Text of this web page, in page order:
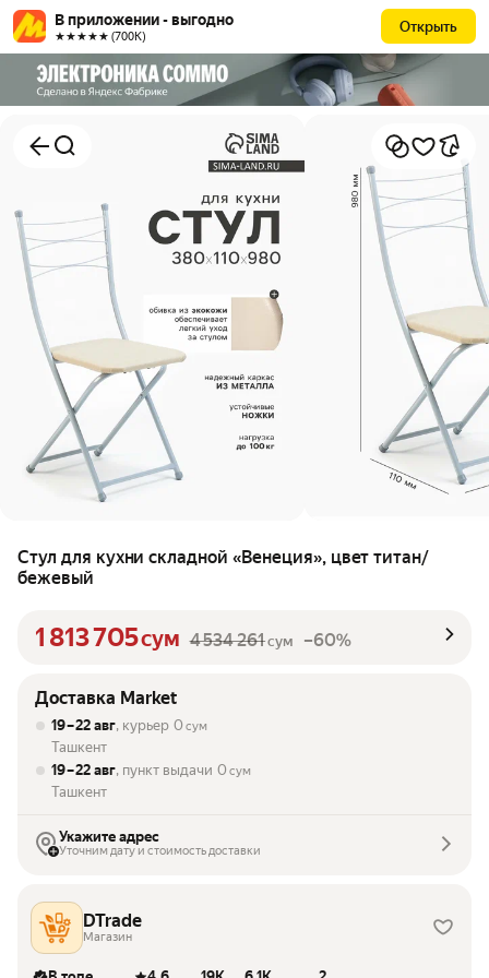
В приложении - выгодно
★★★★★ (700К)
Открыть
Стул для кухни складной «Венеция», цвет титан/
бежевый
1 813 705сум 4 534 261сум –60%
Доставка Market
19 – 22 авг, курьер 0 сум
Ташкент
19 – 22 авг, пункт выдачи 0 сум
Ташкент
Укажите адрес
Уточним дату и стоимость доставки
DTrade
Магазин